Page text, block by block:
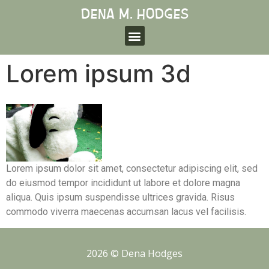
Lorem ipsum 3d
Lorem ipsum dolor sit amet, consectetur adipiscing elit, sed
do eiusmod tempor incididunt ut labore et dolore magna
aliqua. Quis ipsum suspendisse ultrices gravida. Risus
commodo viverra maecenas accumsan lacus vel facilisis.
2026 © Dena Hodges